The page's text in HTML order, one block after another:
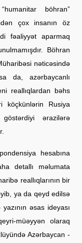
böhran”
çox insanın öz
fəaliyyət aparmaq
Böhran
nəticəsində
da, azərbaycanlı
reallıqlardan bəhs
köçkünlərin Rusiya
ərazilərə
hesabına
detallı məlumata
reallıqlarının bir
ya da qeyd edilsə
əsas ideyası
müəyyən olaraq
Azərbaycan -